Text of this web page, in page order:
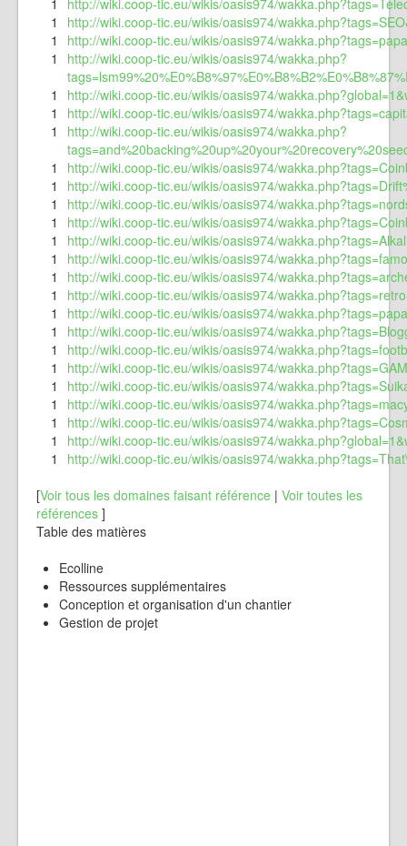
1
http://wiki.coop-tic.eu/wikis/oasis974/
1
http://wiki.coop-tic.eu/wikis/oasis974/
1
http://wiki.coop-tic.eu/wikis/oasis974/
1
http://wiki.coop-tic.eu/wikis/oasis974/wakka.php?
1
http://wiki.coop-tic.eu/wikis/oasis974/
1
http://wiki.coop-tic.eu/wikis/oasis974/
1
http://wiki.coop-tic.eu/wikis/oasis974/wakka.php?
1
http://wiki.coop-tic.eu/wikis/oasis974/
1
http://wiki.coop-tic.eu/wikis/oasis974/
1
http://wiki.coop-tic.eu/wikis/oasis974/
1
http://wiki.coop-tic.eu/wikis/oasis974/
1
http://wiki.coop-tic.eu/wikis/oasis974/
1
http://wiki.coop-tic.eu/wikis/oasis974/
1
http://wiki.coop-tic.eu/wikis/oasis974/
1
http://wiki.coop-tic.eu/wikis/oasis974/
1
http://wiki.coop-tic.eu/wikis/oasis974/
1
http://wiki.coop-tic.eu/wikis/oasis974/
1
http://wiki.coop-tic.eu/wikis/oasis974/
1
http://wiki.coop-tic.eu/wikis/oasis974/
1
http://wiki.coop-tic.eu/wikis/oasis974/
1
http://wiki.coop-tic.eu/wikis/oasis974/
1
http://wiki.coop-tic.eu/wikis/oasis974/
1
http://wiki.coop-tic.eu/wikis/oasis974/
1
http://wiki.coop-tic.eu/wikis/oasis974/
[Voir tous les domaines faisant référence | Voir toutes les
références ]
Table des matières
Ecolline
Ressources supplémentaires
Conception et organisation d'un chantier
Gestion de projet